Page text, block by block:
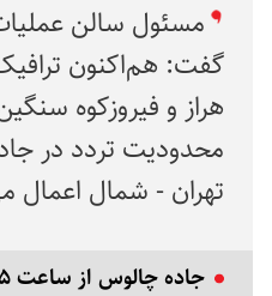
مسئول سالن
گفت: هم‌اکنون
هراز و فیروزکوه
محدودیت تردد در
تهران - شمال اعمال
جاده چالوس از ساعت ۱۵ امروز مسدود شد !